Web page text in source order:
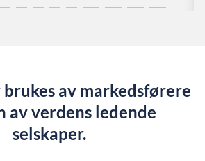
av markedsførere
av verdens ledende
selskaper.